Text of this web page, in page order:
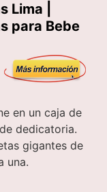
Lima |
para Bebe
en un caja de
dedicatoria.
gigantes de
una.